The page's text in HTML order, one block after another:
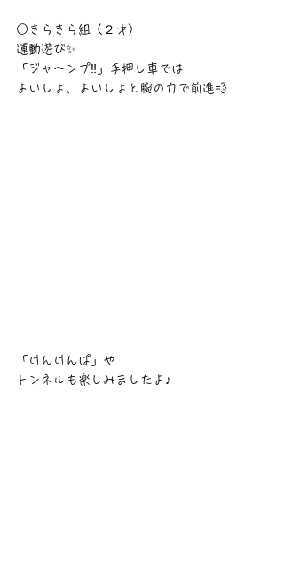
○きらきら組（２才）
運動遊び✨
「ジャ〜ンプ‼️」手押し車では
よいしょ、よいしょと腕の力で前進💨
「けんけんぱ」や
トンネルも楽しみましたよ♪